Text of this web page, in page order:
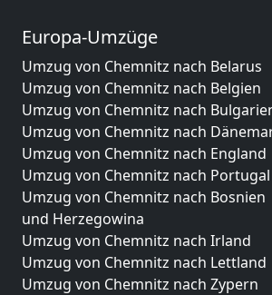
Europa-Umzüge
Umzug von Chemnitz nach Belarus
Umzug von Chemnitz nach Belgien
Umzug von Chemnitz nach
Umzug von Chemnitz nach
Umzug von Chemnitz nach England
Umzug von Chemnitz nach Portugal
Umzug von Chemnitz nach Bosnien
und Herzegowina
Umzug von Chemnitz nach Irland
Umzug von Chemnitz nach Lettland
Umzug von Chemnitz nach Zypern